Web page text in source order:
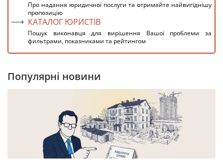
Про надання юридичної послуги та отримайте найвигіднішу
пропозицію
КАТАЛОГ ЮРИСТІВ
Пошук виконавця для вирішення Вашої проблеми за
фильтрами, показниками та рейтингом
Популярні новини